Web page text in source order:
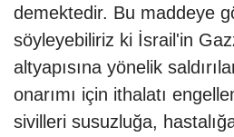
demektedir. Bu maddeye
söyleyebiliriz ki İsrail'in
altyapısına yönelik
onarımı için ithalatı
sivilleri susuzluğa,